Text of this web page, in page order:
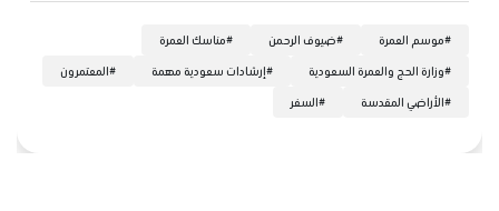
#موسم العمرة #ضيوف الرحمن #مناسك العمرة
#وزارة الحج والعمرة السعودية #إرشادات سعودية مهمة #المعتمرون
#الأراضي المقدسة #السفر